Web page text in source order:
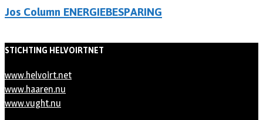
Jos Column ENERGIEBESPARING
STICHTING HELVOIRTNET
www.helvoirt.net
www.haaren.nu
www.vught.nu